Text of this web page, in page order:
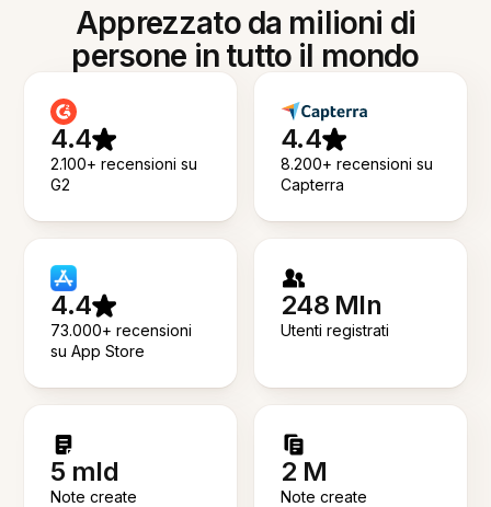
Apprezzato da milioni di
persone in tutto il mondo
4.4
2.100+ recensioni su
G2
4.4
8.200+ recensioni su
Capterra
4.4
73.000+ recensioni
su App Store
248 Mln
Utenti registrati
5 mld
Note create
2 M
Note create